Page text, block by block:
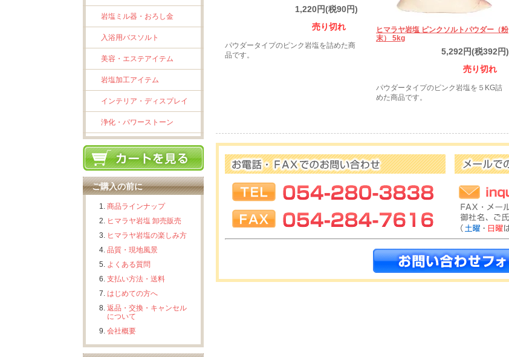
岩塩ミル器・おろし金
入浴用バスソルト
美容・エステアイテム
岩塩加工アイテム
インテリア・ディスプレイ
浄化・パワーストーン
ご購入の前に
商品ラインナップ
ヒマラヤ岩塩 卸売販売
ヒマラヤ岩塩の楽しみ方
品質・現地風景
よくある質問
支払い方法・送料
はじめての方へ
返品・交換・キャンセル
について
会社概要
1,220円(税90円)
売り切れ
パウダータイプのピンク岩塩を詰めた商
品です。
ヒマラヤ岩塩 ピンクソルトパウダー（粉
末） 5kg
5,292円(税392円)
売り切れ
パウダータイプのピンク岩塩を５KG詰
めた商品です。